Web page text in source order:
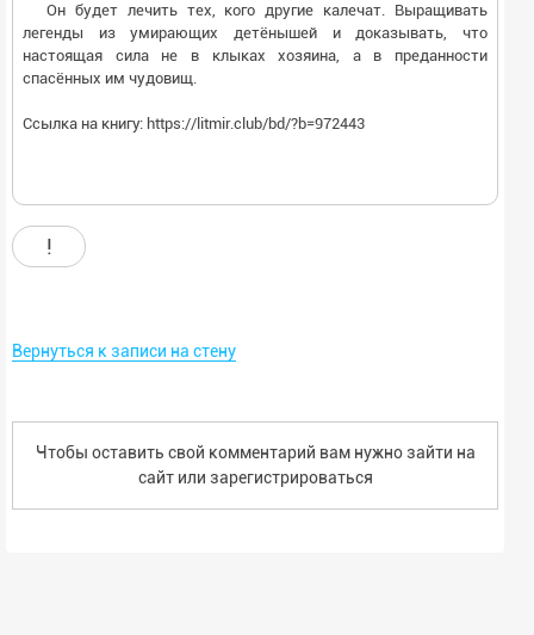
Он будет лечить тех, кого другие калечат. Выращивать
легенды из умирающих детёнышей и доказывать, что
настоящая сила не в клыках хозяина, а в преданности
спасённых им чудовищ.
Ссылка на книгу: https://litmir.club/bd/?b=972443
!
Вернуться к записи на стену
Чтобы оставить свой комментарий вам нужно зайти на
сайт или зарегистрироваться